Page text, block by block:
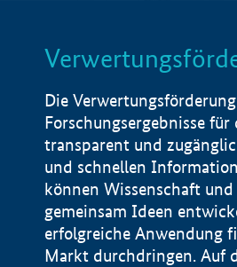
Die
Forschungsergebnisse
transparent und
und schnellen
können Wissenschaft
gemeinsam Ideen
erfolgreiche Anwendung
Markt durchdringen. Auf